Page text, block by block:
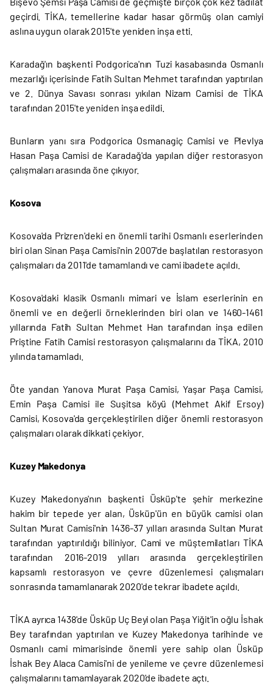
geçirdi. TİKA, temellerine kadar hasar görmüş olan camiyi
aslına uygun olarak 2015'te yeniden inşa etti.
Karadağ'ın başkenti Podgorica'nın Tuzi kasabasında Osmanlı
mezarlığı içerisinde Fatih Sultan Mehmet tarafından yaptırılan
ve 2. Dünya Savası sonrası yıkılan Nizam Camisi de TİKA
tarafından 2015'te yeniden inşa edildi.
Bunların yanı sıra Podgorica Osmanagiç Camisi ve Plevlya
Hasan Paşa Camisi de Karadağ'da yapılan diğer restorasyon
çalışmaları arasında öne çıkıyor.
Kosova
Kosova'da Prizren'deki en önemli tarihi Osmanlı eserlerinden
biri olan Sinan Paşa Camisi'nin 2007'de başlatılan restorasyon
çalışmaları da 2011'de tamamlandı ve cami ibadete açıldı.
Kosova'daki klasik Osmanlı mimari ve İslam eserlerinin en
önemli ve en değerli örneklerinden biri olan ve 1460-1461
yıllarında Fatih Sultan Mehmet Han tarafından inşa edilen
Priştine Fatih Camisi restorasyon çalışmalarını da TİKA, 2010
yılında tamamladı.
Öte yandan Yanova Murat Paşa Camisi, Yaşar Paşa Camisi,
Emin Paşa Camisi ile Suşitsa köyü (Mehmet Akif Ersoy)
Camisi, Kosova'da gerçekleştirilen diğer önemli restorasyon
çalışmaları olarak dikkati çekiyor.
Kuzey Makedonya
Kuzey Makedonya'nın başkenti Üsküp'te şehir merkezine
hakim bir tepede yer alan, Üsküp'ün en büyük camisi olan
Sultan Murat Camisi'nin 1436-37 yılları arasında Sultan Murat
tarafından yaptırıldığı biliniyor. Cami ve müştemilatları TİKA
tarafından 2016-2019 yılları arasında gerçekleştirilen
kapsamlı restorasyon ve çevre düzenlemesi çalışmaları
sonrasında tamamlanarak 2020'de tekrar ibadete açıldı.
TİKA ayrıca 1438'de Üsküp Uç Beyi olan Paşa Yiğit'in oğlu İshak
Bey tarafından yaptırılan ve Kuzey Makedonya tarihinde ve
Osmanlı cami mimarisinde önemli yere sahip olan Üsküp
İshak Bey Alaca Camisi'ni de yenileme ve çevre düzenlemesi
çalışmalarını tamamlayarak 2020'de ibadete açtı.